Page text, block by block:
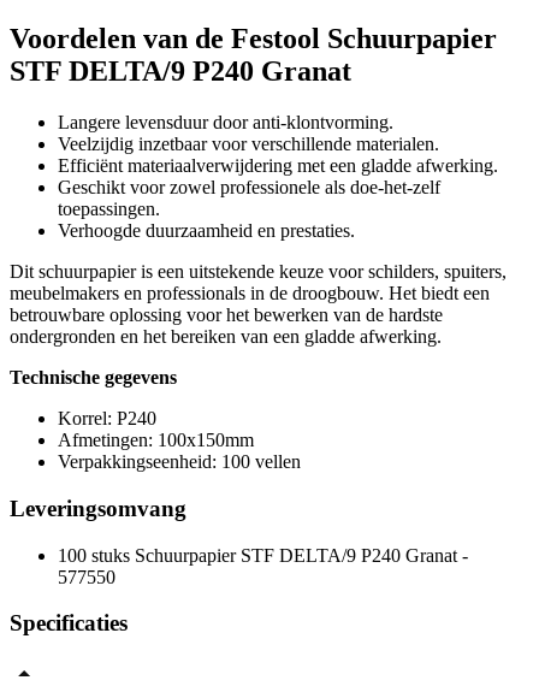
Voordelen van de Festool Schuurpapier
STF DELTA/9 P240 Granat
Langere levensduur door anti-klontvorming.
Veelzijdig inzetbaar voor verschillende materialen.
Efficiënt materiaalverwijdering met een gladde afwerking.
Geschikt voor zowel professionele als doe-het-zelf
toepassingen.
Verhoogde duurzaamheid en prestaties.
Dit schuurpapier is een uitstekende keuze voor schilders, spuiters,
meubelmakers en professionals in de droogbouw. Het biedt een
betrouwbare oplossing voor het bewerken van de hardste
ondergronden en het bereiken van een gladde afwerking.
Technische gegevens
Korrel: P240
Afmetingen: 100x150mm
Verpakkingseenheid: 100 vellen
Leveringsomvang
100 stuks Schuurpapier STF DELTA/9 P240 Granat -
577550
Specificaties